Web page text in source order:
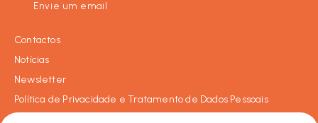
Envie um email
Contactos
Notícias
Newsletter
Política de Privacidade e Tratamento de Dados Pessoais